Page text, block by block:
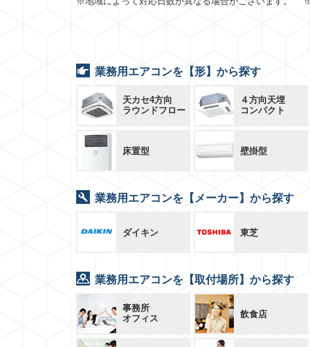
業務用エアコンを【形】から探す
天カセ4方向
ラウンドフロー
４方向天埋
コンパクト
床置型 壁掛型
業務用エアコンを【メーカー】から探す
ダイキン 東芝
業務用エアコンを【取付場所】から探す
事務所
オフィス
飲食店